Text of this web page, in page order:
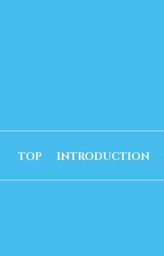
TOP INTRODUCTION